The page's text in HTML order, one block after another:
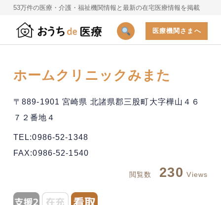
53万件の医療・介護・福祉機関情報と最新の在宅医療情報を掲載
医療機関さまへ
ホームクリニックみまた
〒889-1901 宮崎県 北諸県郡三股町大字樺山４６
７２番地４
TEL:0986-52-1348
FAX:0986-52-1540
閲覧数 230 Views